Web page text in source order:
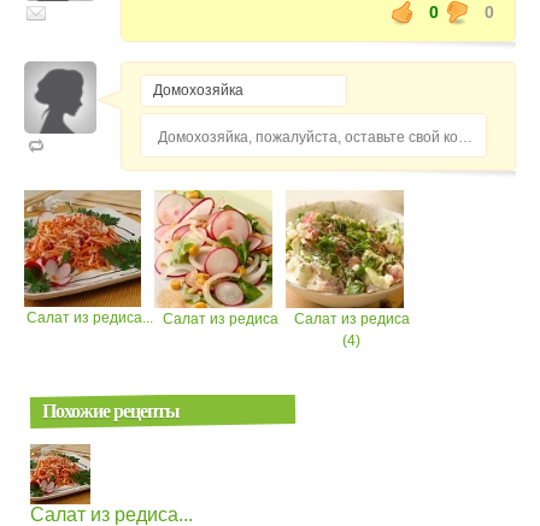
0
0
Домохозяйка, пожалуйста, оставьте свой комментарий...
Салат из редиса... Салат из редиса
Салат из редиса
(4)
Похожие рецепты
Салат из редиса...